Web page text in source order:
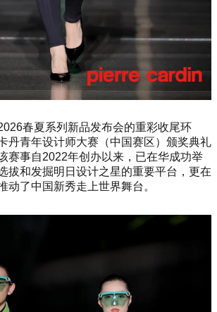
春夏系列新品发布会的重彩收尾环
丹青年设计师大赛（中国赛区）颁奖典礼
赛事自2022年创办以来，已在华成功举
拔和发掘明日设计之星的重要平台，更在
动了中国新秀走上世界舞台。